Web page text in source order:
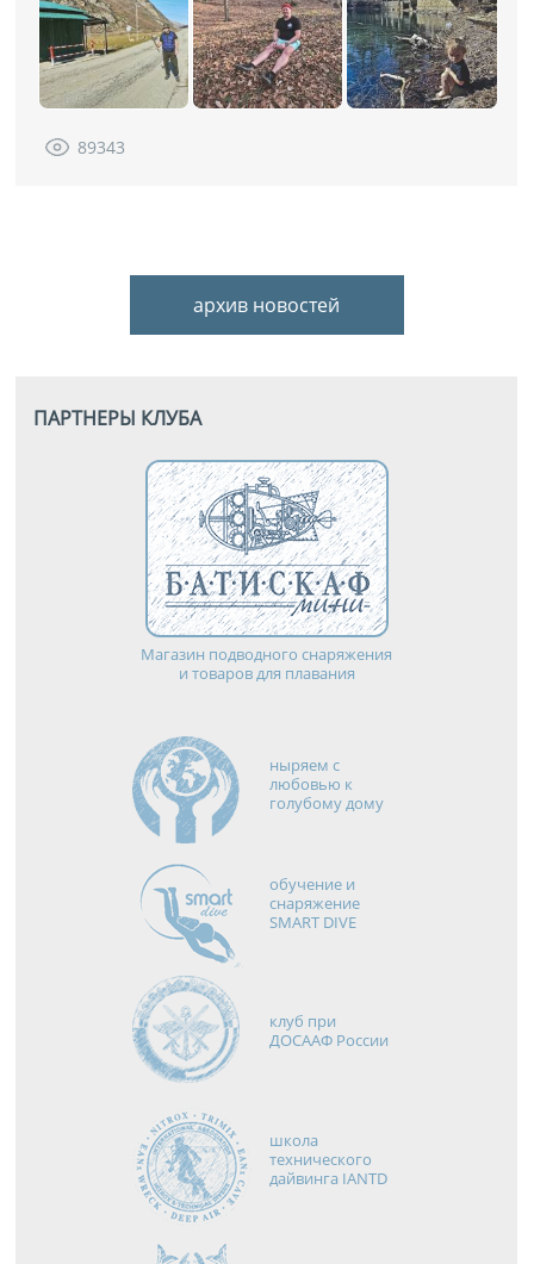
89343
архив новостей
ПАРТНЕРЫ КЛУБА
Магазин подводного снаряжения
и товаров для плавания
ныряем с
любовью к
голубому дому
обучение и
снаряжение
SMART DIVE
клуб при
ДОСААФ России
школа
технического
дайвинга IANTD